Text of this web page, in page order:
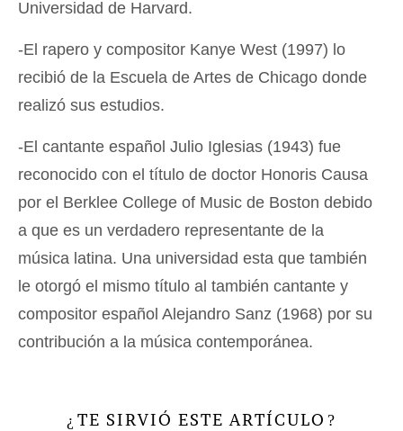
Universidad de Harvard.
-El rapero y compositor Kanye West (1997) lo
recibió de la Escuela de Artes de Chicago donde
realizó sus estudios.
-El cantante español Julio Iglesias (1943) fue
reconocido con el título de doctor Honoris Causa
por el Berklee College of Music de Boston debido
a que es un verdadero representante de la
música latina. Una universidad esta que también
le otorgó el mismo título al también cantante y
compositor español Alejandro Sanz (1968) por su
contribución a la música contemporánea.
¿ TE SIRVIÓ ESTE ARTÍCULO ?